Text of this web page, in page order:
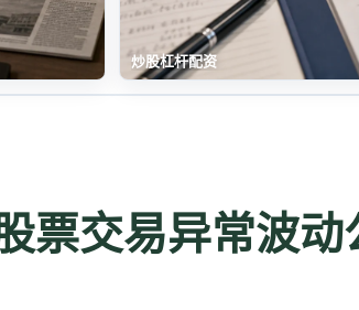
炒股杠杆配资
票交易异常波动